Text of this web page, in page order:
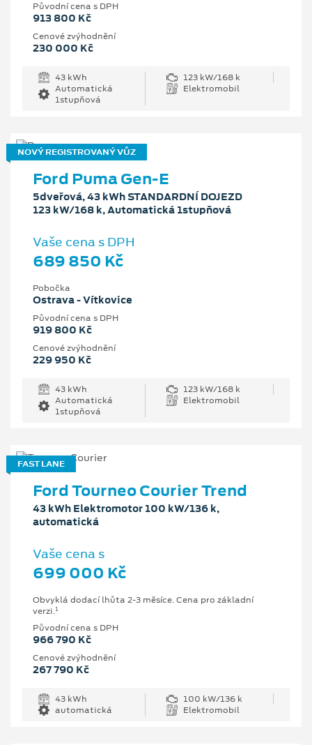
Původní cena s DPH
913 800 Kč
Cenové zvýhodnění
230 000 Kč
43 kWh
123 kW/168 k
Automatická
1stupňová
Elektromobil
NOVÝ REGISTROVANÝ VŮZ
Ford Puma Gen-E
5dveřová, 43 kWh STANDARDNÍ DOJEZD
123 kW/168 k, Automatická 1stupňová
Vaše cena s DPH
689 850 Kč
Pobočka
Ostrava - Vítkovice
Původní cena s DPH
919 800 Kč
Cenové zvýhodnění
229 950 Kč
43 kWh
123 kW/168 k
Automatická
1stupňová
Elektromobil
FAST LANE
Ford Tourneo Courier Trend
43 kWh Elektromotor 100 kW/136 k,
automatická
Vaše cena s
699 000 Kč
Obvyklá dodací lhůta 2-3 měsíce. Cena pro základní
verzi.1
Původní cena s DPH
966 790 Kč
Cenové zvýhodnění
267 790 Kč
43 kWh
100 kW/136 k
automatická
Elektromobil